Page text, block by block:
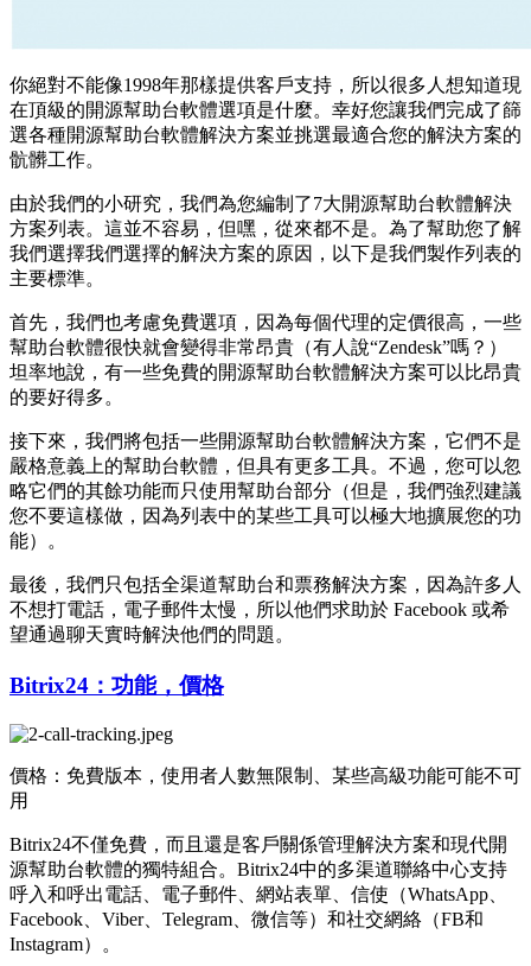
你絕對不能像1998年那樣提供客戶支持，所以很多人想知道現
在頂級的開源幫助台軟體選項是什麼。幸好您讓我們完成了篩
選各種開源幫助台軟體解決方案並挑選最適合您的解決方案的
骯髒工作。
由於我們的小研究，我們為您編制了7大開源幫助台軟體解決
方案列表。這並不容易，但嘿，從來都不是。為了幫助您了解
我們選擇我們選擇的解決方案的原因，以下是我們製作列表的
主要標準。
首先，我們也考慮免費選項，因為每個代理的定價很高，一些
幫助台軟體很快就會變得非常昂貴（有人說“Zendesk”嗎？）
坦率地說，有一些免費的開源幫助台軟體解決方案可以比昂貴
的要好得多。
接下來，我們將包括一些開源幫助台軟體解決方案，它們不是
嚴格意義上的幫助台軟體，但具有更多工具。不過，您可以忽
略它們的其餘功能而只使用幫助台部分（但是，我們強烈建議
您不要這樣做，因為列表中的某些工具可以極大地擴展您的功
能）。
最後，我們只包括全渠道幫助台和票務解決方案，因為許多人
不想打電話，電子郵件太慢，所以他們求助於 Facebook 或希
望通過聊天實時解決他們的問題。
Bitrix24：功能，價格
價格：免費版本，使用者人數無限制、某些高級功能可能不可
用
Bitrix24不僅免費，而且還是客戶關係管理解決方案和現代開
源幫助台軟體的獨特組合。Bitrix24中的多渠道聯絡中心支持
呼入和呼出電話、電子郵件、網站表單、信使（WhatsApp、
Facebook、Viber、Telegram、微信等）和社交網絡（FB和
Instagram）。